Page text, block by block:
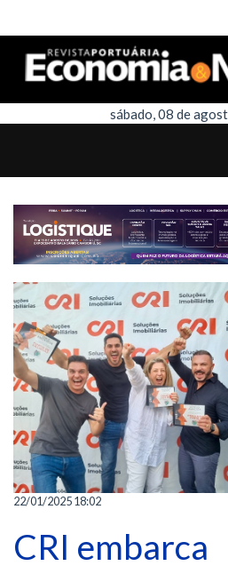
sábado, 08 de
22/01/2025 18:02
CRI embarca